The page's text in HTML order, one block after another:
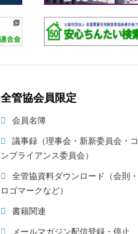
全管協会員限定
会員名簿
議事録（理事会・新新委員会・コ
ンプライアンス委員会）
全管協資料ダウンロード（会則・
ロゴマークなど）
書籍関連
メールマガジン配信登録・停止